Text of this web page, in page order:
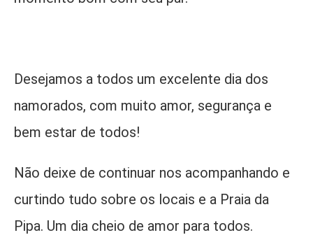
Desejamos a todos um excelente dia dos
namorados, com muito amor, segurança e
bem estar de todos!
Não deixe de continuar nos acompanhando e
curtindo tudo sobre os locais e a Praia da
Pipa. Um dia cheio de amor para todos.